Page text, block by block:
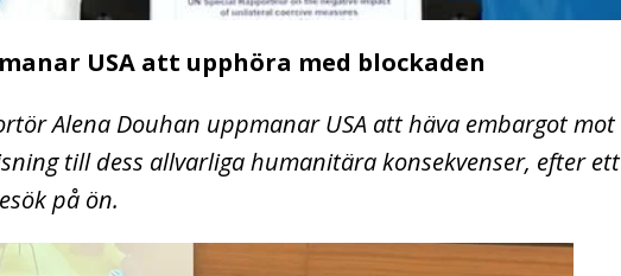
USA att upphöra med blockaden
Alena Douhan uppmanar USA att häva embargot mot
till dess allvarliga humanitära konsekvenser, efter ett
på ön.